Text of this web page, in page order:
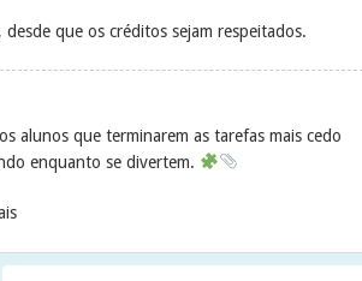
que os créditos sejam respeitados.
alunos que terminarem as tarefas mais cedo
enquanto se divertem.